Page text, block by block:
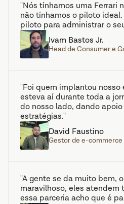
"Nós tínhamos uma Ferrari
não tínhamos o piloto
piloto para administrar o
Ivam Bastos Jr.
Head de Consumer e
"Foi quem implantou nosso
esteva aí durante toda a
do nosso lado, dando
estratégias."
David Faustino
Gestor de e-commerce
"A gente se da muito bem,
maravilhoso, eles atendem
essa parceria acho que é